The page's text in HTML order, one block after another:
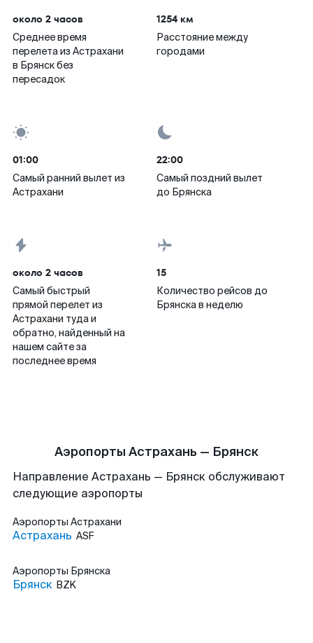
около 2 часов
Среднее время
перелета из Астрахани
в Брянск без
пересадок
1254 км
Расстояние между
городами
01:00
Самый ранний вылет из
Астрахани
22:00
Самый поздний вылет
до Брянска
около 2 часов
Самый быстрый
прямой перелет из
Астрахани туда и
обратно, найденный на
нашем сайте за
последнее время
15
Количество рейсов до
Брянска в неделю
Аэропорты Астрахань — Брянск
Направление Астрахань — Брянск обслуживают
следующие аэропорты
Аэропорты Астрахани
Астрахань ASF
Аэропорты Брянска
Брянск BZK